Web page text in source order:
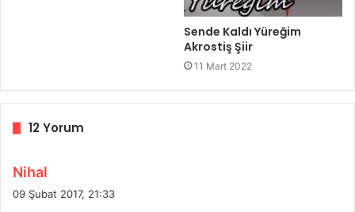
Sende Kaldı Yüreğim
Akrostiş Şiir
11 Mart 2022
12 Yorum
Nihal
09 Şubat 2017, 21:33